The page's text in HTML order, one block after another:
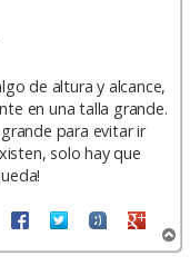
de altura y alcance,
en una talla grande.
para evitar ir
solo hay que
r